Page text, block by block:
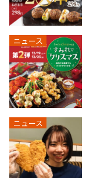
ニュース
ニュース